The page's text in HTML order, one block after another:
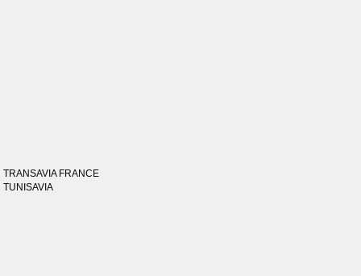
TRANSAVIA FRANCE
TUNISAVIA